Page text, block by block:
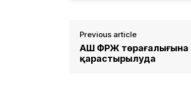
Previous article
АҚШ ФРЖ төрағалығына
қарастырылуда